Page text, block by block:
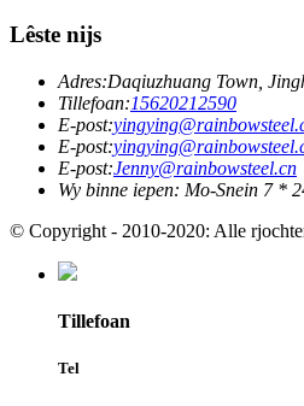
Lêste nijs
Adres:Daqiuzhuang Town,
Tillefoan:15620212590
E-post:
E-post:
E-post:Jenny@rainbowsteel.cn
Wy binne iepen: Mo-Snein 7 *
© Copyright - 2010-2020: Alle
Tillefoan
Tel